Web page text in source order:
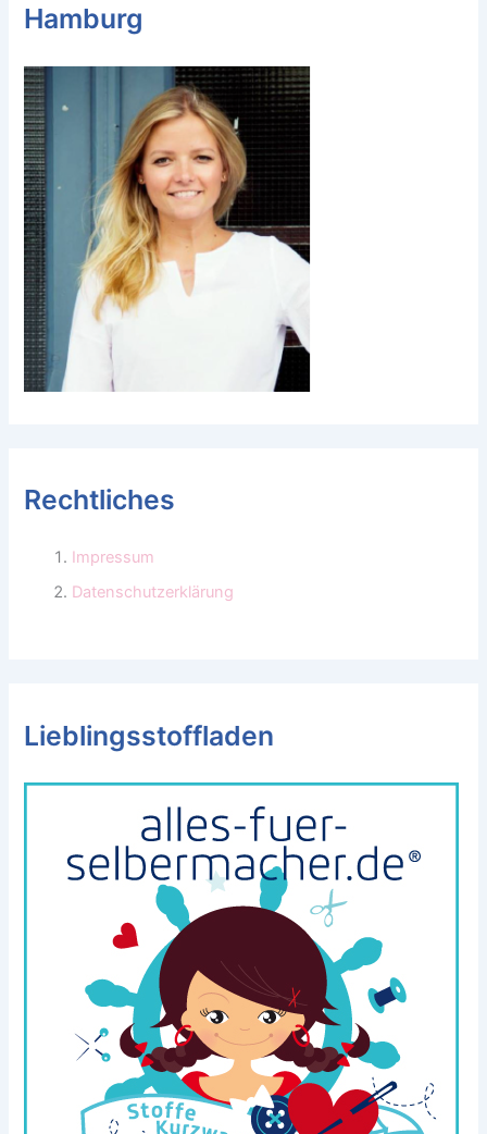
Hamburg
Rechtliches
Impressum
Datenschutzerklärung
Lieblingsstoffladen